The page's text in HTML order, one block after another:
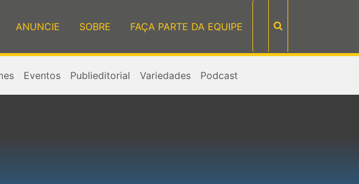
ANUNCIE SOBRE FAÇA PARTE DA EQUIPE
Eventos Publieditorial Variedades Podcast